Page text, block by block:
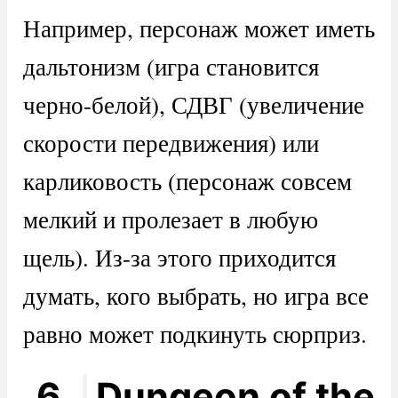
Например, персонаж может иметь
дальтонизм (игра становится
черно-белой), СДВГ (увеличение
скорости передвижения) или
карликовость (персонаж совсем
мелкий и пролезает в любую
щель). Из-за этого приходится
думать, кого выбрать, но игра все
равно может подкинуть сюрприз.